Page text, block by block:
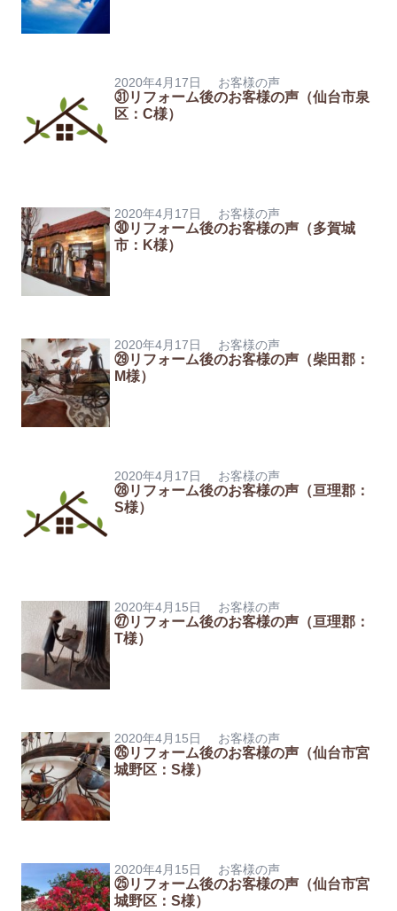
2020年4月17日 お客様の声
㉛リフォーム後のお客様の声（仙台市泉
区：C様）
2020年4月17日 お客様の声
㉚リフォーム後のお客様の声（多賀城
市：K様）
2020年4月17日 お客様の声
㉙リフォーム後のお客様の声（柴田郡：
M様）
2020年4月17日 お客様の声
㉘リフォーム後のお客様の声（亘理郡：
S様）
2020年4月15日 お客様の声
㉗リフォーム後のお客様の声（亘理郡：
T様）
2020年4月15日 お客様の声
㉖リフォーム後のお客様の声（仙台市宮
城野区：S様）
2020年4月15日 お客様の声
㉕リフォーム後のお客様の声（仙台市宮
城野区：S様）